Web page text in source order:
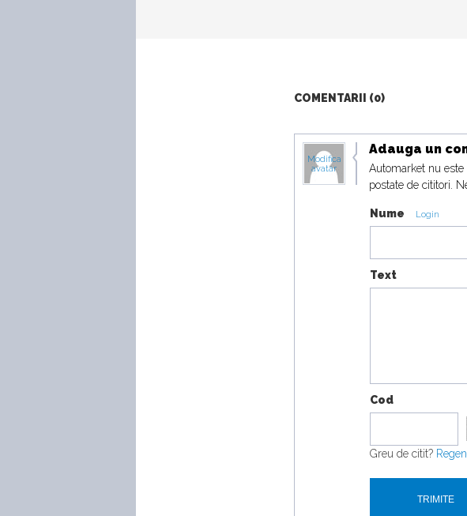
COMENTARII (0)
Modifica
avatar
Adauga un
Automarket nu
postate de cititori.
Nume Login
Text
Cod
Greu de citit?